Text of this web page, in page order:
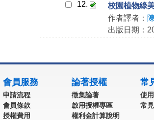
12.
校園植物綠
作者譯者：
出版日期：
會員服務
申請流程
會員條款
授權費用
論著授權
徵集論著
啟用授權專區
權利金計算說明
常
使
常